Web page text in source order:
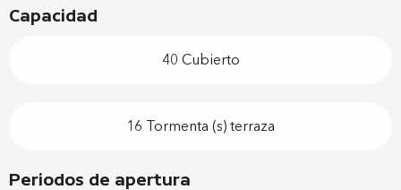
Capacidad
40 Cubierto
16 Tormenta (s) terraza
Periodos de apertura